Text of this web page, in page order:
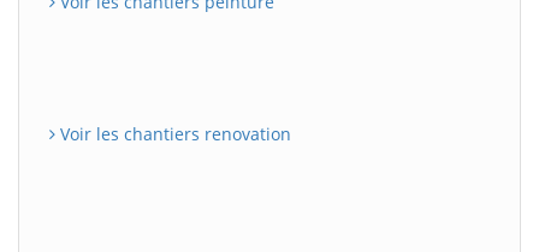
Voir les chantiers renovation